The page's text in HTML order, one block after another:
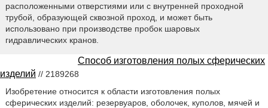
расположенными отверстиями или с внутренней проходной
трубой, образующей сквозной проход, и может быть
использовано при производстве пробок шаровых
гидравлических кранов.
Способ изготовления полых сферических
изделий // 2189268
Изобретение относится к области изготовления полых
сферических изделий: резервуаров, оболочек, куполов, мячей и